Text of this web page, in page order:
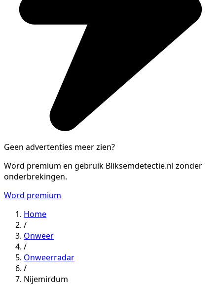
Geen advertenties meer zien?
Word premium en gebruik Bliksemdetectie.nl zonder
onderbrekingen.
Word premium
Home
/
Onweer
/
Onweerradar
/
Nijemirdum